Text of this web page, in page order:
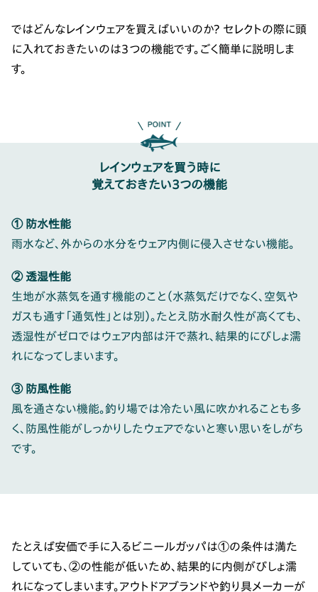
ではどんなレインウェアを買えばいいのか？ セレクトの際に頭
に入れておきたいのは３つの機能です。ごく簡単に説明しま
す。
レインウェアを買う時に
覚えておきたい３つの機能
① 防水性能
雨水など、外からの水分をウェア内側に侵入させない機能。
② 透湿性能
生地が水蒸気を通す機能のこと（水蒸気だけでなく、空気や
ガスも通す「通気性」とは別）。たとえ防水耐久性が高くても、
透湿性がゼロではウェア内部は汗で蒸れ、結果的にびしょ濡
れになってしまいます。
③ 防風性能
風を通さない機能。釣り場では冷たい風に吹かれることも多
く、防風性能がしっかりしたウェアでないと寒い思いをしがち
です。
たとえば安価で手に入るビニールガッパは①の条件は満た
していても、②の性能が低いため、結果的に内側がびしょ濡
れになってしまいます。アウトドアブランドや釣り具メーカーが